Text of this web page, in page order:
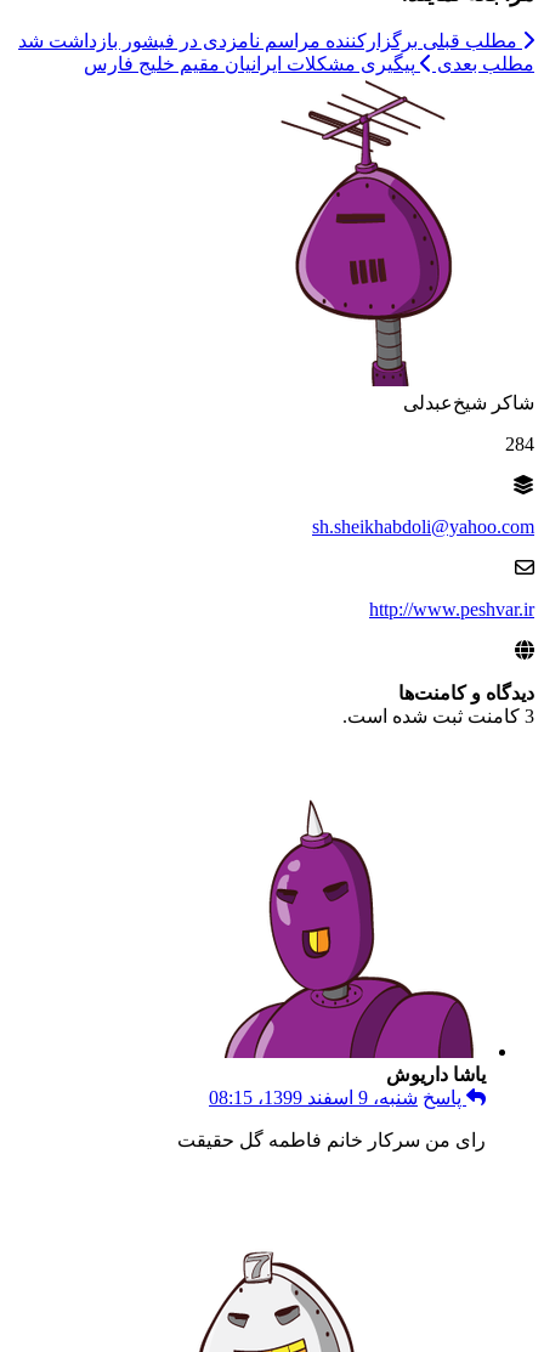
مطلب قبلی برگزارکننده مراسم نامزدی در فیشور بازداشت شد
مطلب بعدی
پیگیری مشکلات ایرانیان مقیم خلیج فارس
شاکر شیخ‌عبدلی
284
sh.sheikhabdoli@yahoo.com
http://www.peshvar.ir
دیدگاه‌ و کامنت‌ها
3 کامنت ثبت شده است.
یاشا داریوش
پاسخ شنبه، 9 اسفند 1399، 08:15
رای من سرکار خانم فاطمه گل حقیقت